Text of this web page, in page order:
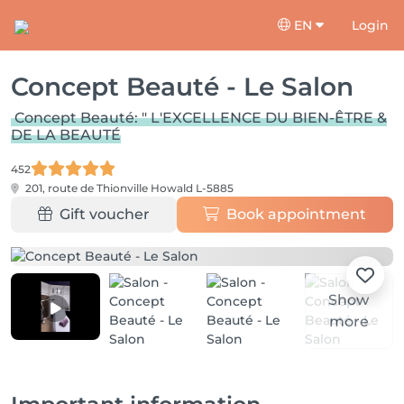
EN Login
Concept Beauté - Le Salon
Concept Beauté: " L'EXCELLENCE DU BIEN-ÊTRE &
DE LA BEAUTÉ
452
201, route de Thionville Howald L-5885
Gift voucher Book appointment
Show
more